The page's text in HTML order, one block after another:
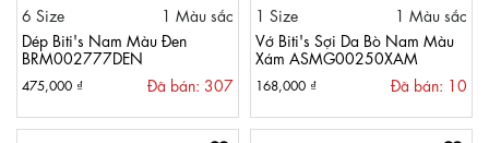
6 Size
1 Màu sắc
Dép Biti's Nam Màu Đen
BRM002777DEN
475,000 ₫ Đã bán: 307
1 Size
1 Màu sắc
Vớ Biti's Sợi Da Bò Nam Màu
Xám ASMG00250XAM
168,000 ₫ Đã bán: 10